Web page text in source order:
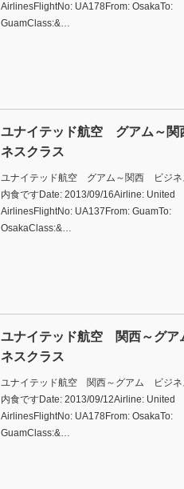
AirlinesFlightNo: UA178From: OsakaTo:
GuamClass:&…
ユナイテッド航空 グアム～
ネスクラス
ユナイテッド航空 グアム～関西 ビジネ
内食ですDate: 2013/09/16Airline: United
AirlinesFlightNo: UA137From: GuamTo:
OsakaClass:&…
ユナイテッド航空 関西～グ
ネスクラス
ユナイテッド航空 関西～グアム ビジネ
内食ですDate: 2013/09/12Airline: United
AirlinesFlightNo: UA178From: OsakaTo:
GuamClass:&…